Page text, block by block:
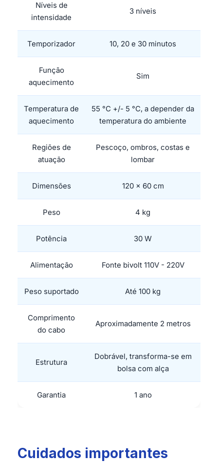
Níveis de
intensidade
3 níveis
Temporizador 10, 20 e 30 minutos
Função
aquecimento
Sim
Temperatura de
aquecimento
55 °C +/- 5 °C, a depender da
temperatura do ambiente
Regiões de
atuação
Pescoço, ombros, costas e
lombar
Dimensões 120 x 60 cm
Peso 4 kg
Potência 30 W
Alimentação Fonte bivolt 110V - 220V
Peso suportado Até 100 kg
Comprimento
do cabo
Aproximadamente 2 metros
Estrutura
Dobrável, transforma-se em
bolsa com alça
Garantia 1 ano
Cuidados importantes